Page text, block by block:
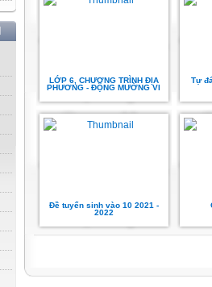
LỚP 6, CHƯƠNG TRÌNH ĐỊA
PHƯƠNG - ĐỘNG MƯỜNG VI
Tự
Đề tuyển sinh vào 10 2021 -
2022